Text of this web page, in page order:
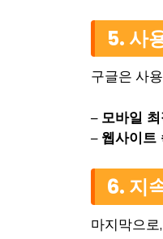
5. 사
구글은 사
– 모바일
– 웹사이트
6. 지
마지막으